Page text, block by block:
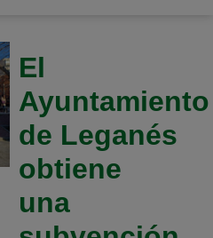
El
Ayuntamiento
de Leganés
obtiene
una